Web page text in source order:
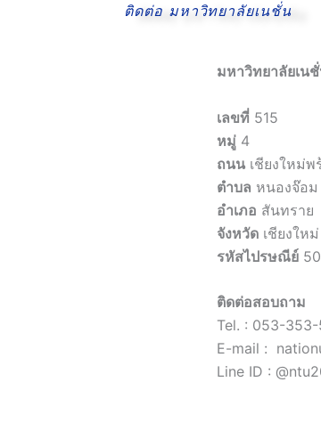
ติดต่อ มหาวิทยาลัยเนชั่น
มหาวิทยาลัยเน
เลขที่ 515
หมู่ 4
ถนน เชียงใหม่พ
ตำบล หนองจ๊อม
อำเภอ สันทราย
จังหวัด เชียงใหม่
รหัสไปรษณีย์
ติดต่อสอบถาม
Tel. : 053-
E-mail :
Line ID :